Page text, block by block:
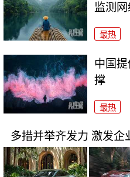
监测
最热
中国提
撑
最热
多措并举齐发力 激发企